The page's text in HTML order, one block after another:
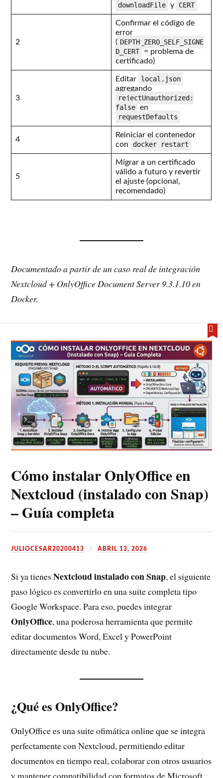
downloadFile y CERT
2
Confirmar el código de
error
( DEPTH_ZERO_SELF_SIGNE
D_CERT = problema de
certificado)
3
Editar
local.json
agregando
rejectUnauthorized:
false en
requestDefaults
4
Reiniciar el contenedor
con
docker restart
5
Migrar a un certificado
válido a futuro y revertir
el ajuste (opcional,
recomendado)
Documentado a partir de un caso real de integración
Nextcloud + OnlyOffice Document Server 9.3.1.10 en
Docker.
Cómo instalar OnlyOffice en
Nextcloud (instalado con Snap)
– Guía completa
JULIOCESAR20200413 ABRIL 13, 2026
Si ya tienesNextcloud instalado con Snap, el siguiente
paso lógico es convertirlo en una suite completa tipo
Google Workspace. Para eso, puedes integrar
OnlyOffice, una poderosa herramienta que permite
editar documentos Word, Excel y PowerPoint
directamente desde tu nube.
¿Qué es OnlyOffice?
OnlyOffice es una suite ofimática online que se integra
perfectamente con Nextcloud, permitiendo editar
documentos en tiempo real, colaborar con otros usuarios